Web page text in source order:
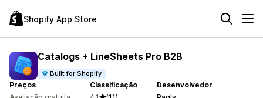
Shopify App Store
Catalogs + LineSheets Pro B2B
Built for Shopify
Preços
Classificação
Desenvolvedor